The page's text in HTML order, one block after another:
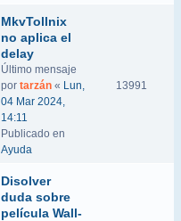
MkvTollnix
no aplica el
delay
Último mensaje
por tarzán « Lun,
04 Mar 2024,
14:11
Publicado en
Ayuda
13991
Disolver
duda sobre
película Wall-